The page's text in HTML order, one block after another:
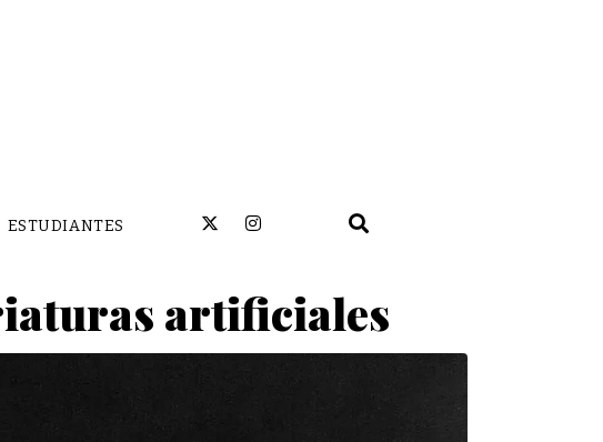
ESTUDIANTES
artificiales